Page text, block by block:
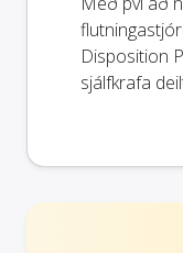
Disposition
sjálfkrafa